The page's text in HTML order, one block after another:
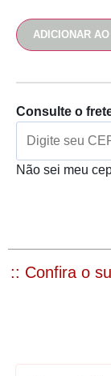
ADICIONAR
Consulte o
Não sei meu
:: Confira o